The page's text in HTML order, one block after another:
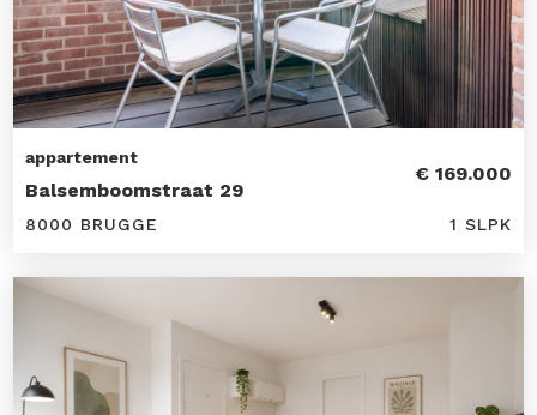
appartement
Balsemboomstraat 29
€ 169.000
8000 BRUGGE 1 SLPK